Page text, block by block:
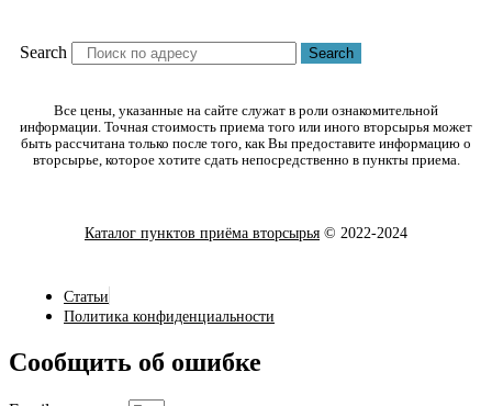
Search Search
Все цены, указанные на сайте служат в роли ознакомительной
информации. Точная стоимость приема того или иного вторсырья может
быть рассчитана только после того, как Вы предоставите информацию о
вторсырье, которое хотите сдать непосредственно в пункты приема.
Каталог пунктов приёма вторсырья © 2022-2024
Статьи
Политика конфиденциальности
Сообщить об ошибке